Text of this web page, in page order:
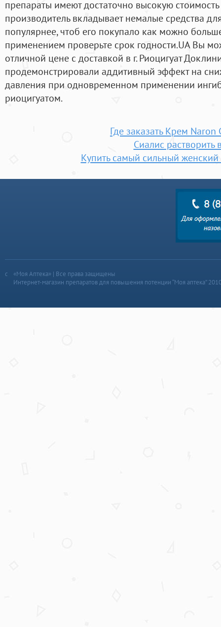
препараты имеют достаточно высокую стоимость
производитель вкладывает немалые средства
популярнее, чтоб его покупало как можно
применением проверьте срок годности.UA Вы
отличной цене с доставкой в г. Риоцигуат
продемонстрировали аддитивный эффект на
давления при одновременном применении
риоцигуатом.
Где заказать Крем Naron
Сиалис растворить
Купить самый сильный женский
«Моя Аптека» | Все права защищены
Интернет-магазин препаратов для повышения потенции “Моя аптека”